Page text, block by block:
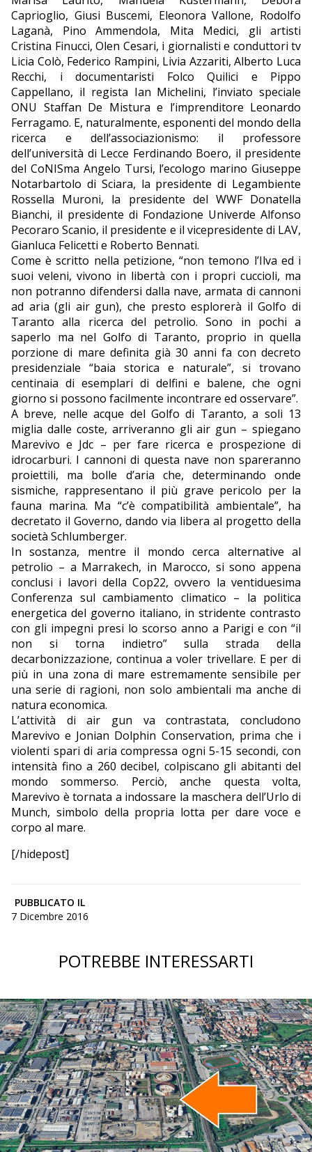
Caprioglio, Giusi Buscemi, Eleonora Vallone, Rodolfo
Laganà, Pino Ammendola, Mita Medici, gli artisti
Cristina Finucci, Olen Cesari, i giornalisti e conduttori tv
Licia Colò, Federico Rampini, Livia Azzariti, Alberto Luca
Recchi, i documentaristi Folco Quilici e Pippo
Cappellano, il regista Ian Michelini, l’inviato speciale
ONU Staffan De Mistura e l’imprenditore Leonardo
Ferragamo. E, naturalmente, esponenti del mondo della
ricerca e dell’associazionismo: il professore
dell’università di Lecce Ferdinando Boero, il presidente
del CoNISma Angelo Tursi, l’ecologo marino Giuseppe
Notarbartolo di Sciara, la presidente di Legambiente
Rossella Muroni, la presidente del WWF Donatella
Bianchi, il presidente di Fondazione Univerde Alfonso
Pecoraro Scanio, il presidente e il vicepresidente di LAV,
Gianluca Felicetti e Roberto Bennati.
Come è scritto nella petizione, “non temono l’Ilva ed i
suoi veleni, vivono in libertà con i propri cuccioli, ma
non potranno difendersi dalla nave, armata di cannoni
ad aria (gli air gun), che presto esplorerà il Golfo di
Taranto alla ricerca del petrolio. Sono in pochi a
saperlo ma nel Golfo di Taranto, proprio in quella
porzione di mare definita già 30 anni fa con decreto
presidenziale “baia storica e naturale”, si trovano
centinaia di esemplari di delfini e balene, che ogni
giorno si possono facilmente incontrare ed osservare”.
A breve, nelle acque del Golfo di Taranto, a soli 13
miglia dalle coste, arriveranno gli air gun – spiegano
Marevivo e Jdc – per fare ricerca e prospezione di
idrocarburi. I cannoni di questa nave non spareranno
proiettili, ma bolle d’aria che, determinando onde
sismiche, rappresentano il più grave pericolo per la
fauna marina. Ma “c’è compatibilità ambientale”, ha
decretato il Governo, dando via libera al progetto della
società Schlumberger.
In sostanza, mentre il mondo cerca alternative al
petrolio – a Marrakech, in Marocco, si sono appena
conclusi i lavori della Cop22, ovvero la ventiduesima
Conferenza sul cambiamento climatico – la politica
energetica del governo italiano, in stridente contrasto
con gli impegni presi lo scorso anno a Parigi e con “il
non si torna indietro” sulla strada della
decarbonizzazione, continua a voler trivellare. E per di
più in una zona di mare estremamente sensibile per
una serie di ragioni, non solo ambientali ma anche di
natura economica.
L’attività di air gun va contrastata, concludono
Marevivo e Jonian Dolphin Conservation, prima che i
violenti spari di aria compressa ogni 5-15 secondi, con
intensità fino a 260 decibel, colpiscano gli abitanti del
mondo sommerso. Perciò, anche questa volta,
Marevivo è tornata a indossare la maschera dell’Urlo di
Munch, simbolo della propria lotta per dare voce e
corpo al mare.
[/hidepost]
PUBBLICATO IL
7 Dicembre 2016
POTREBBE INTERESSARTI